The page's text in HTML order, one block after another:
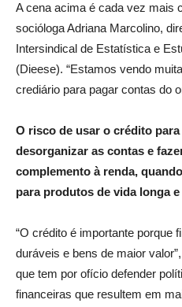
A cena acima é cada vez mais
socióloga Adriana Marcolino,
Intersindical de Estatística e
(Dieese). “Estamos vendo
crediário para pagar contas do
O risco de usar o crédito
desorganizar as contas e
complemento à renda,
para produtos de vida longa
“O crédito é importante porque
duráveis e bens de maior
que tem por ofício defender
financeiras que resultem em